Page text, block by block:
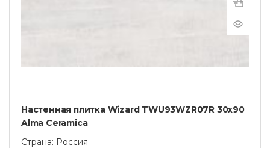
Настенная плитка Wizard TWU93WZR07R 30х90
Alma Ceramica
Страна: Россия